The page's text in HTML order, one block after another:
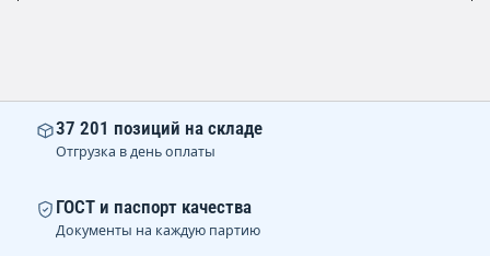
37 201 позиций на складе
Отгрузка в день оплаты
ГОСТ и паспорт качества
Документы на каждую партию